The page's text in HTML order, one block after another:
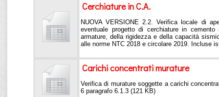
Cerchiature in C.A.
NUOVA VERSIONE 2.2. Verifica locale di
eventuale progetto di cerchiature in
armature, della rigidezza e della capacità
alle norme NTC 2018 e circolare 2019. Incluse
Carichi concentrati murature
Verifica di murature soggette a carichi
6 paragrafo 6.1.3 (121 KB)